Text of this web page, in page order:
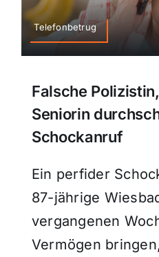
Telefonbetrug
Falsche
Seniorin
Schockanruf
Ein perfider
87-jährige
vergangenen
Vermögen